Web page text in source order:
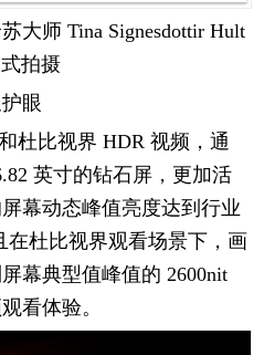
大师 Tina Signesdottir Hult
拍摄
眼
杜比视界 HDR 视频，通
英寸的钻石屏，更加活
幕动态峰值亮度达到行业
在杜比视界观看场景下，画
幕典型值峰值的 2600nit
看体验。